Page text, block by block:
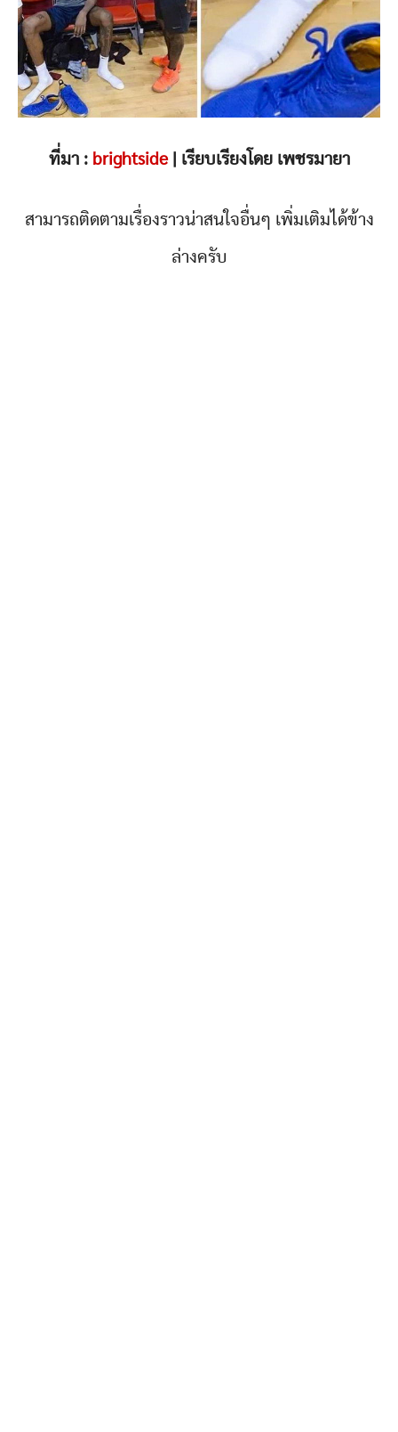
ที่มา : brightside| เรียบเรียงโดย เพชรมายา
สามารถติดตามเรื่องราวน่าสนใจอื่นๆ เพิ่มเติมได้ข้าง
ล่างครับ